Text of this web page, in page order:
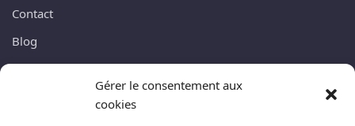
Gérer le consentement aux
cookies
Contact
Blog
NEWSLETTER